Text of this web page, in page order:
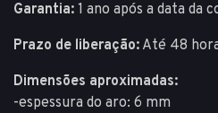
Garantia: 1 ano após a data da
Prazo de liberação: Até 48
Dimensões aproximadas:
-espessura do aro: 6 mm